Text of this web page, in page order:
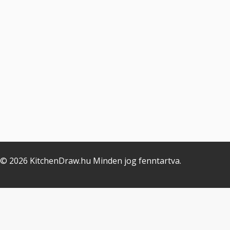
© 2026 KitchenDraw.hu Minden jog fenntartva.